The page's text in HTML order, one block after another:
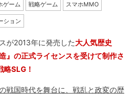
ゲーム 戦略ゲーム スマホMMO
ション
が2013年に発売した大人気歴史
』の正式ライセンスを受けて制作さ
SLG！
戦国時代を舞台に、戦乱と政変の歴